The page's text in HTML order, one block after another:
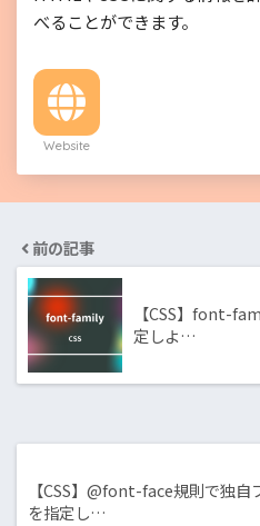
べることができます。
Website
前の記事
【CSS】font-
定しよ…
【CSS】@font-face規則で独自
を指定し…